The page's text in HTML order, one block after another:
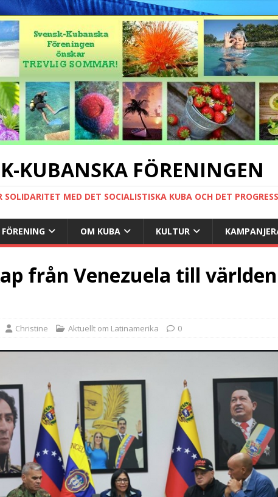
KUBANSKA FÖRENINGEN
SOLIDARITET MED DET SOCIALISTISKA KUBA OCH DET
OM KUBA KULTUR
från Venezuela till
Christine Aktuellt om Latinamerika 0